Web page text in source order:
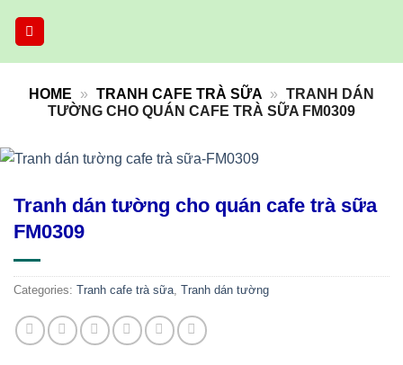
HOME » TRANH CAFE TRÀ SỮA » TRANH DÁN
TƯỜNG CHO QUÁN CAFE TRÀ SỮA FM0309
Tranh dán tường cho quán cafe trà sữa
FM0309
Categories: Tranh cafe trà sữa, Tranh dán tường